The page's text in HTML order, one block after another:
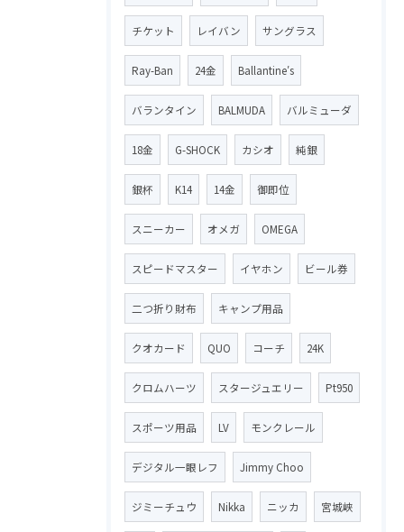
チケット レイバン サングラス
Ray-Ban 24金 Ballantine′s
バランタイン BALMUDA バルミューダ
18金 G-SHOCK カシオ 純銀
銀杯 K14 14金 御即位
スニーカー オメガ OMEGA
スピードマスター イヤホン ビール券
二つ折り財布 キャンプ用品
クオカード QUO コーチ 24K
クロムハーツ スタージュエリー Pt950
スポーツ用品 LV モンクレール
デジタル一眼レフ Jimmy Choo
ジミーチュウ Nikka ニッカ 宮城峡